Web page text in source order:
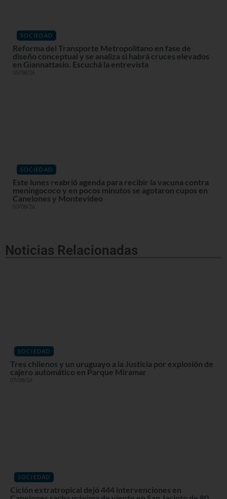
SOCIEDAD
Reforma del Transporte Metropolitano en fase de
diseño conceptual y se analiza si habrá cruces elevados
en Giannattasio. Escuchá la entrevista
05/08/26
SOCIEDAD
Este lunes reabrió agenda para recibir la vacuna contra
meningococo y en pocos minutos se agotaron cupos en
Canelones y Montevideo
03/08/26
Noticias Relacionadas
SOCIEDAD
Tres chilenos y un uruguayo a la Justicia por explosión de
cajero automático en Parque Miramar
07/08/26
SOCIEDAD
Ciclón extratropical dejó 444 intervenciones en